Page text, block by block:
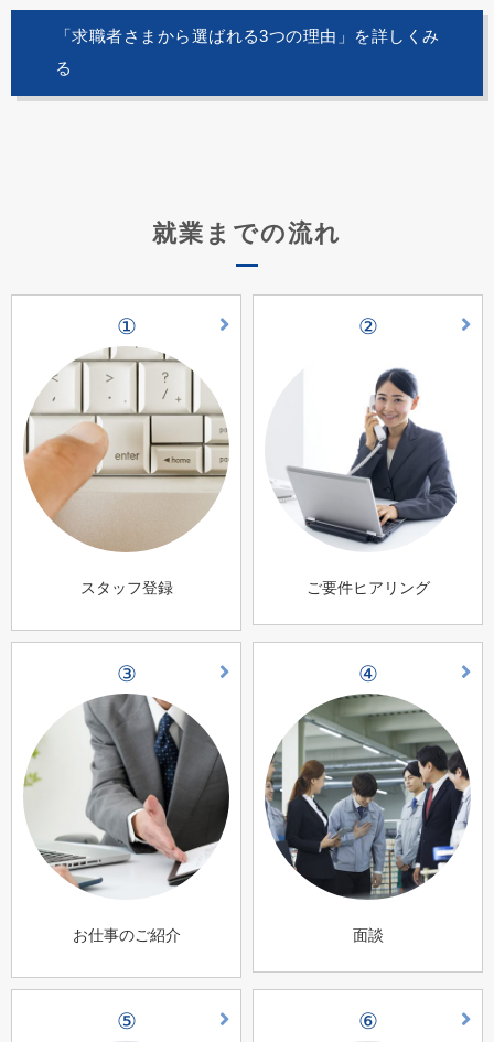
「求職者さまから選ばれる3つの理由」を詳しくみ
る
就業までの流れ
①
スタッフ登録
②
ご要件ヒアリング
③
お仕事のご紹介
④
面談
⑤ ⑥